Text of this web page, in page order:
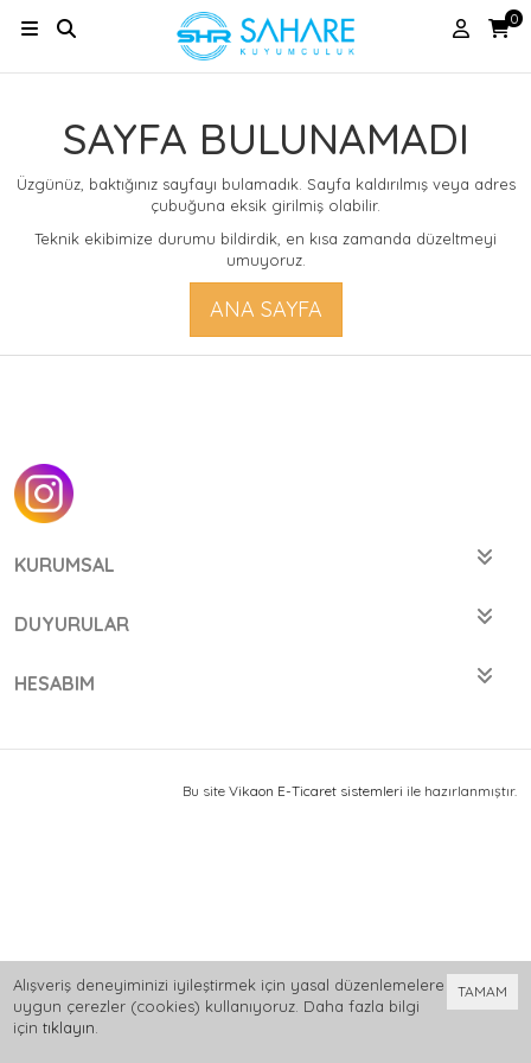
0
SAYFA BULUNAMADI
Üzgünüz, baktığınız sayfayı bulamadık. Sayfa kaldırılmış veya adres
çubuğuna eksik girilmiş olabilir.
Teknik ekibimize durumu bildirdik, en kısa zamanda düzeltmeyi
umuyoruz.
ANA SAYFA
KURUMSAL
DUYURULAR
HESABIM
Bu site Vikaon E-Ticaret sistemleri ile hazırlanmıştır.
TAMAM
Alışveriş deneyiminizi iyileştirmek için yasal düzenlemelere
uygun çerezler (cookies) kullanıyoruz. Daha fazla bilgi
için tıklayın